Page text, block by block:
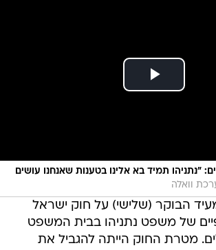
"נתניהו תמיד בא אלינו בטענות שאנחנו עושים
וואלה
מעיד הבוקר (שלישי) על חוק ישראל
של משפט נתניהו בבית המשפט
מטרת החוק הייתה להגביל את